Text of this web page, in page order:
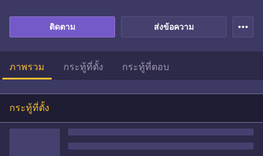
ส่งข้อความ
ติดตาม more_horiz
ภาพรวม กระทู้ที่ตั้ง กระทู้ที่ตอบ
กระทู้ที่ตั้ง